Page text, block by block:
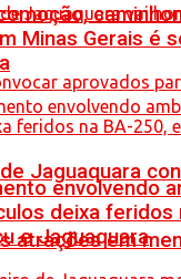
Jaguaquara
atrações em
Minas Gerais é
envolvendo
deixa feridos
e Jaguaquara